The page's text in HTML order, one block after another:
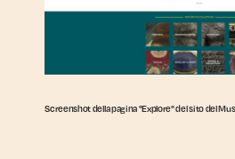
Screenshot della pagina "Explore" del sito del